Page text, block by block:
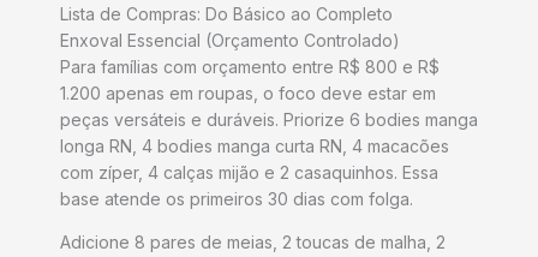
Lista de Compras: Do Básico ao Completo
Enxoval Essencial (Orçamento Controlado)
Para famílias com orçamento entre R$ 800 e R$
1.200 apenas em roupas, o foco deve estar em
peças versáteis e duráveis. Priorize 6 bodies manga
longa RN, 4 bodies manga curta RN, 4 macacões
com zíper, 4 calças mijão e 2 casaquinhos. Essa
base atende os primeiros 30 dias com folga.
Adicione 8 pares de meias, 2 toucas de malha, 2